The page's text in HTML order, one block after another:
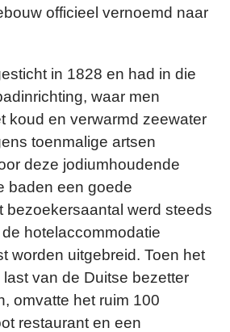
officieel vernoemd naar
in 1828 en had in die
waar men
koud en verwarmd zeewater
toenmalige artsen
deze jodiumhoudende
baden een goede
bezoekersaantal werd steeds
hotelaccommodatie
worden uitgebreid. Toen het
van de Duitse bezetter
omvatte het ruim 100
restaurant en een